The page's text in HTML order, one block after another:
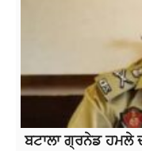
ਬਟਾਲਾ ਗ੍ਰਨੇਡ ਹਮਲੇ